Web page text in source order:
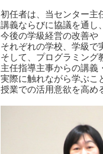
初任者は、当センター主
講義ならびに協議を通し
今後の学級経営の改善や
それぞれの学校、学級で
そして、プログラミング
主任指導主事からの講義
実際に触れながら学ぶこ
授業での活用意欲を高め